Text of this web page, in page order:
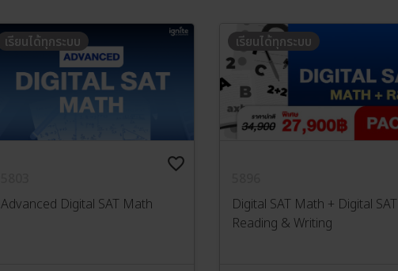
favorite_border
Advanced Digital SAT Math
เรียนได้ทุกระบบ
Digital SAT Math + Digital SAT
Reading & Writing
เรียนได้ทุกระบบ